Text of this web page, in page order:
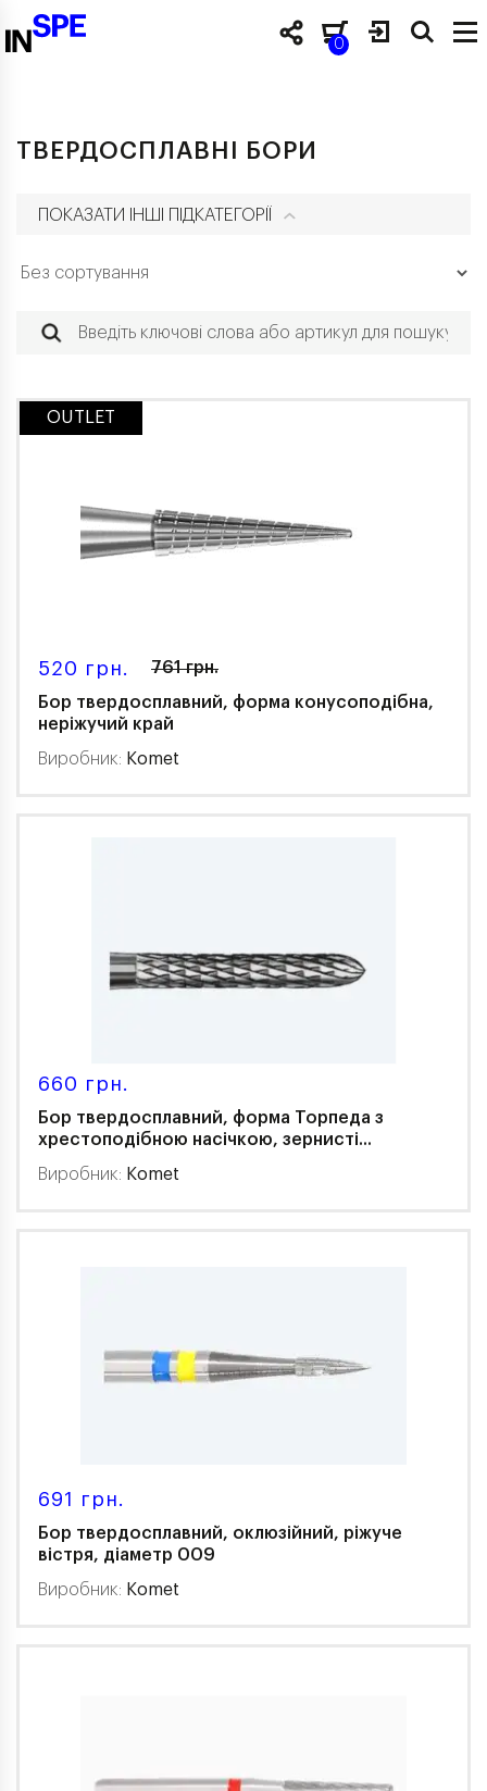
0
ТВЕРДОСПЛАВНІ БОРИ
ПОКАЗАТИ ІНШІ ПІДКАТЕГОРІЇ
OUTLET
520 грн.
761 грн.
Бор твердосплавний, форма конусоподібна,
неріжучий край
Виробник: Komet
660 грн.
Бор твердосплавний, форма Торпеда з
хрестоподібною насічкою, зернисті...
Виробник: Komet
691 грн.
Бор твердосплавний, оклюзійний, ріжуче
вістря, діаметр 009
Виробник: Komet